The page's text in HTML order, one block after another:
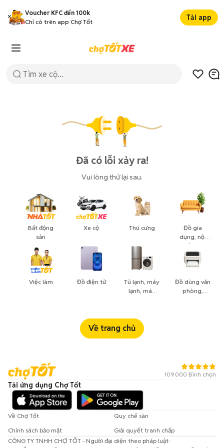
Voucher KFC đến 100k
Chỉ có trên app Chợ Tốt
Tải app
Đã có lỗi xảy ra!
Vui lòng thử lại sau.
Bất động
sản
Việc làm
Xe cộ
Đồ điện tử
Thú cưng
Tủ lạnh, máy
lạnh, máy
Đồ gia
dụng, nội
thất, cây
cảnh
Đồ dùng văn
phòng,
Về trang chủ
109.000 Bình chọn
Tải ứng dụng Chợ Tốt
Về Chợ Tốt
Quy chế sàn
Chính sách bảo mật
Giải quyết tranh chấp
CÔNG TY TNHH CHỢ TỐT - Người đại diện theo pháp luật: